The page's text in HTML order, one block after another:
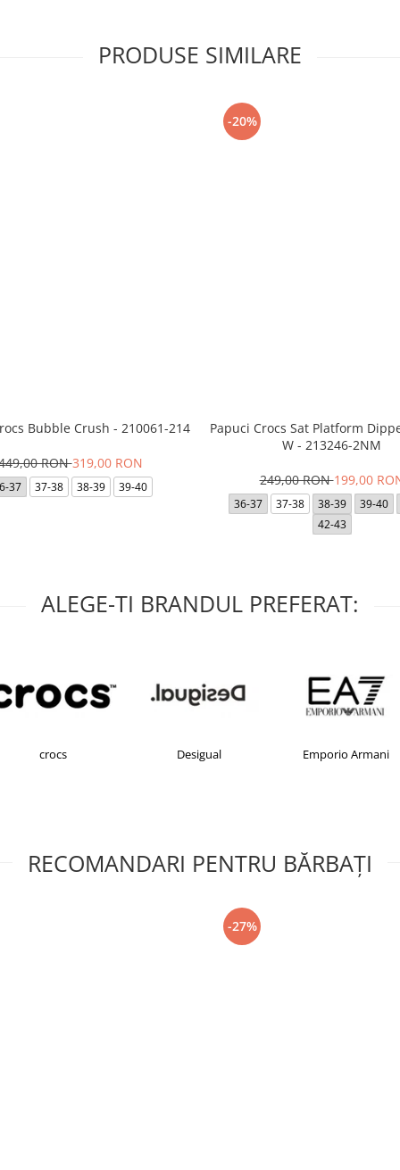
PRODUSE SIMILARE
Bubble Crush - 210061-214
RON319,00 RON
37 37-38 38-39 39-40
-20%
Papuci Crocs Sat Platform
W - 213246-2NM
249,00 RON199,00
36-37 37-38 38-39 39-40
42-43
ALEGE-TI BRANDUL PREFERAT:
crocs Desigual Emporio Armani
RECOMANDARI PENTRU BĂRBAŢI
-27%